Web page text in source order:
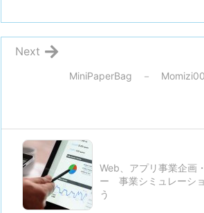
MiniPaperBag －
Next
Web、アプリ事業企画
ー 事業シミュレーシ
う